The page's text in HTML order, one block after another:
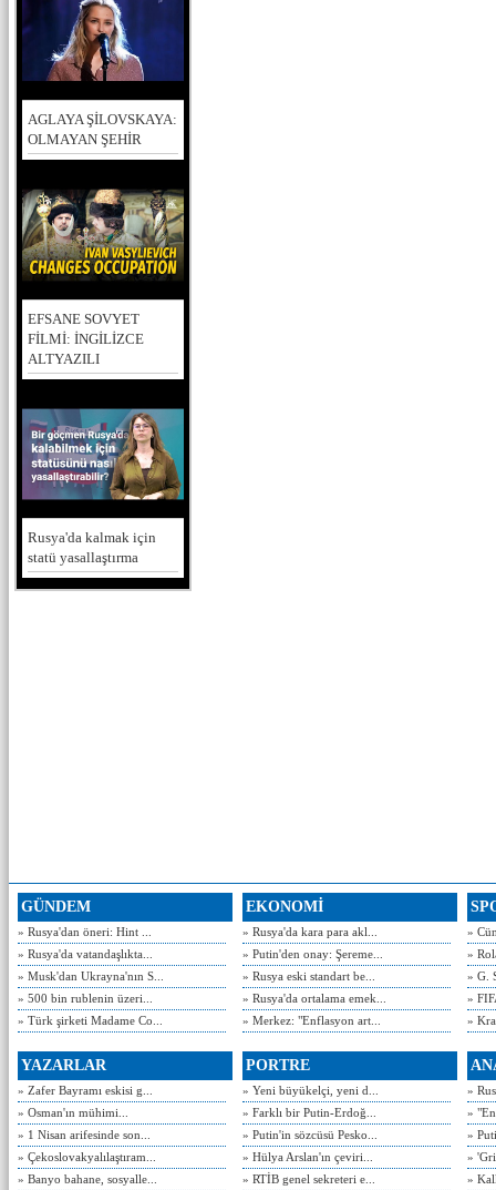
AGLAYA ŞİLOVSKAYA:
OLMAYAN ŞEHİR
EFSANE SOVYET
FİLMİ: İNGİLİZCE
ALTYAZILI
Rusya'da kalmak için
statü yasallaştırma
GÜNDEM
» Rusya'dan öneri: Hint ...
» Rusya'da vatandaşlıkta...
» Musk'dan Ukrayna'nın S...
» 500 bin rublenin üzeri...
» Türk şirketi Madame Co...
EKONOMİ
» Rusya'da kara para akl...
» Putin'den onay: Şereme...
» Rusya eski standart be...
» Rusya'da ortalama emek...
» Merkez: "Enflasyon art...
»
»
» G.
»
»
YAZARLAR
» Zafer Bayramı eskisi g...
» Osman'ın mühimi...
» 1 Nisan arifesinde son...
» Çekoslovakyalılaştıram...
» Banyo bahane, sosyalle...
PORTRE
» Yeni büyükelçi, yeni d...
» Farklı bir Putin-Erdoğ...
» Putin'in sözcüsü Pesko...
» Hülya Arslan'ın çeviri...
» RTİB genel sekreteri e...
»
»
»
»
»